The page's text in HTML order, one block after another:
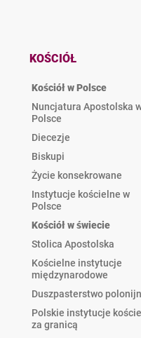
KOŚCIÓŁ
Kościół w Polsce
Nuncjatura Apostolska
Polsce
Diecezje
Biskupi
Życie konsekrowane
Instytucje kościelne w
Polsce
Kościół w świecie
Stolica Apostolska
Kościelne instytucje
międzynarodowe
Duszpasterstwo
Polskie instytucje
za granicą